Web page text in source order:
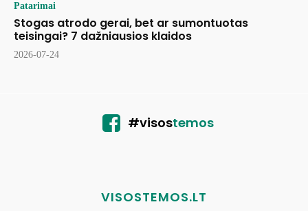
Patarimai
Stogas atrodo gerai, bet ar sumontuotas
teisingai? 7 dažniausios klaidos
2026-07-24
#visostemos
VISOSTEMOS.LT